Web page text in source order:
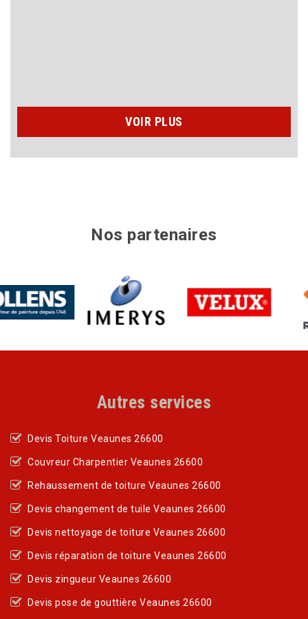
VOIR PLUS
Nos partenaires
Autres services
Devis Toiture Veaunes 26600
Couvreur Charpentier Veaunes 26600
Rehaussement de toiture Veaunes 26600
Devis changement de tuile Veaunes 26600
Devis nettoyage de toiture Veaunes 26600
Devis réparation de toiture Veaunes 26600
Devis zingueur Veaunes 26600
Devis pose de gouttière Veaunes 26600